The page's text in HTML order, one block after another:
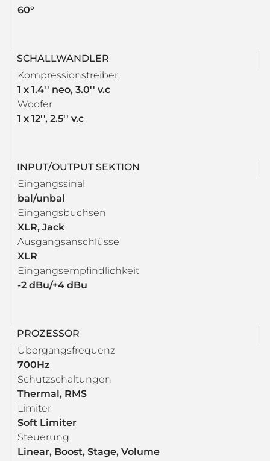
60°
SCHALLWANDLER
Kompressionstreiber:
1 x 1.4'' neo, 3.0'' v.c
Woofer
1 x 12'', 2.5'' v.c
INPUT/OUTPUT SEKTION
Eingangssinal
bal/unbal
Eingangsbuchsen
XLR, Jack
Ausgangsanschlüsse
XLR
Eingangsempfindlichkeit
-2 dBu/+4 dBu
PROZESSOR
Übergangsfrequenz
700Hz
Schutzschaltungen
Thermal, RMS
Limiter
Soft Limiter
Steuerung
Linear, Boost, Stage, Volume